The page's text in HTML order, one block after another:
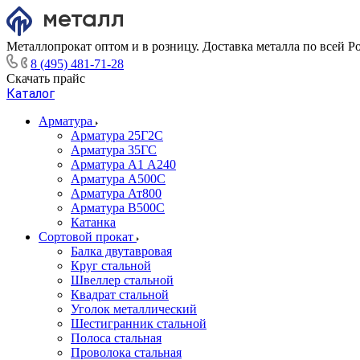
Металлопрокат оптом и в розницу. Доставка металла по всей
8 (495) 481-71-28
Скачать прайс
Каталог
Арматура
Арматура 25Г2С
Арматура 35ГС
Арматура А1 А240
Арматура А500С
Арматура Ат800
Арматура В500С
Катанка
Сортовой прокат
Балка двутавровая
Круг стальной
Швеллер стальной
Квадрат стальной
Уголок металлический
Шестигранник стальной
Полоса стальная
Проволока стальная